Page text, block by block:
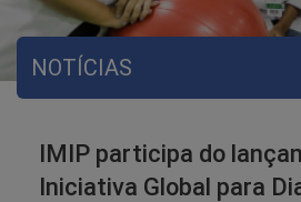
NOTÍCIAS
IMIP participa do
Iniciativa Global para